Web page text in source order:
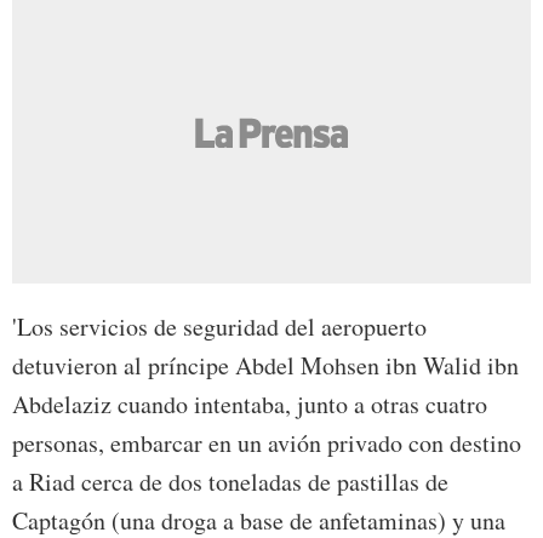
'Los servicios de seguridad del aeropuerto
detuvieron al príncipe Abdel Mohsen ibn Walid ibn
Abdelaziz cuando intentaba, junto a otras cuatro
personas, embarcar en un avión privado con destino
a Riad cerca de dos toneladas de pastillas de
Captagón (una droga a base de anfetaminas) y una